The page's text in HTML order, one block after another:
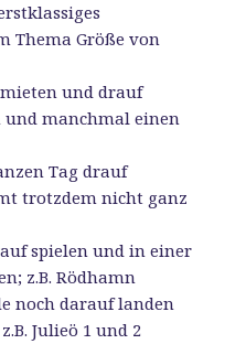
Thema Größe von
und drauf
und manchmal einen
Tag drauf
trotzdem nicht ganz
spielen und in einer
z.B. Rödhamn
noch darauf landen
Julieö 1 und 2